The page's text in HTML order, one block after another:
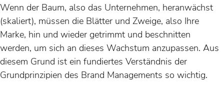
Wenn der Baum, also das Unternehmen, heranwächst
(skaliert), müssen die Blätter und Zweige, also Ihre
Marke, hin und wieder getrimmt und beschnitten
werden, um sich an dieses Wachstum anzupassen. Aus
diesem Grund ist ein fundiertes Verständnis der
Grundprinzipien des Brand Managements so wichtig.